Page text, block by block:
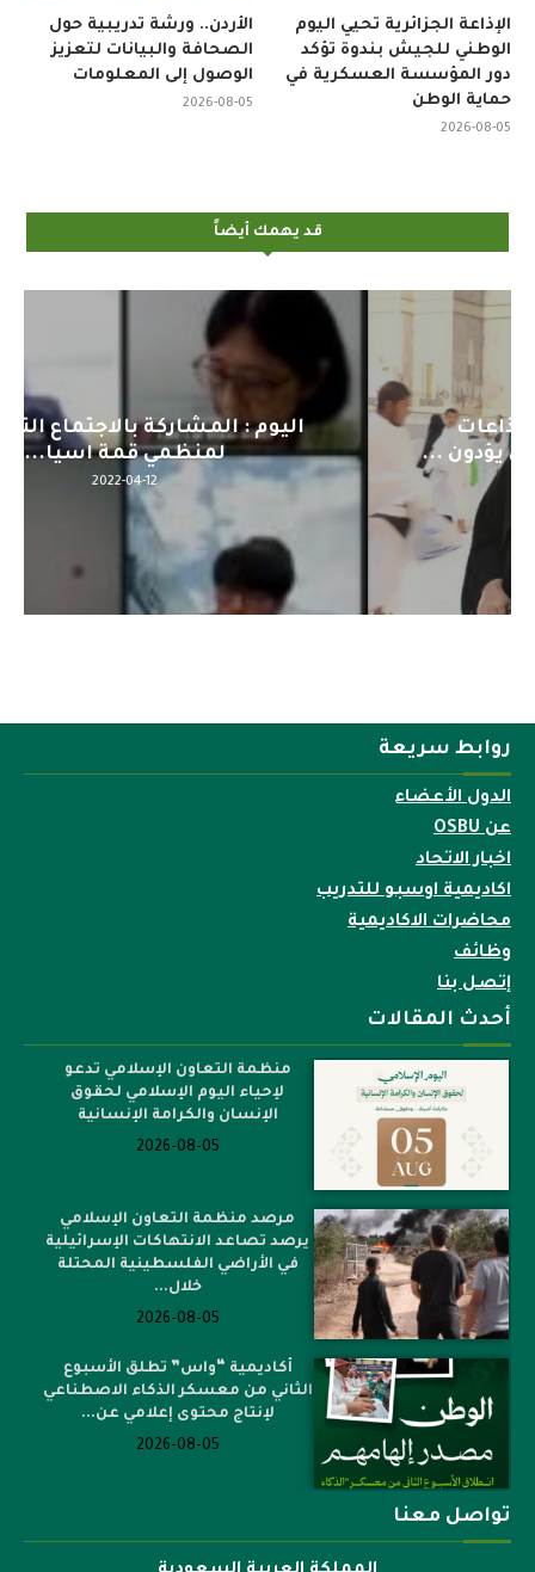
الأردن.. ورشة تدريبية حول
الصحافة والبيانات لتعزيز
الوصول إلى المعلومات
2026-08-05
الإذاعة الجزائرية تحيي اليوم
الوطني للجيش بندوة تؤكد
دور المؤسسة العسكرية في
حماية الوطن
2026-08-05
قد يهمك أيضاً
اليوم : المشاركة بالاجتماع التحضيري
لمنظمي قمة اسيا...
روابط سريعة
الدول الأعضاء
عن OSBU
اخبار الاتحاد
اكاديمية اوسبو للتدريب
محاضرات الاكاديمية
وظائف
إتصل بنا
أحدث المقالات
منظمة التعاون الإسلامي تدعو
لإحياء اليوم الإسلامي لحقوق
الإنسان والكرامة الإنسانية
2026-08-05
مرصد منظمة التعاون الإسلامي
يرصد تصاعد الانتهاكات الإسرائيلية
في الأراضي الفلسطينية المحتلة
خلال...
2026-08-05
أكاديمية “واس” تطلق الأسبوع
الثاني من معسكر الذكاء الاصطناعي
لإنتاج محتوى إعلامي عن...
2026-08-05
تواصل معنا